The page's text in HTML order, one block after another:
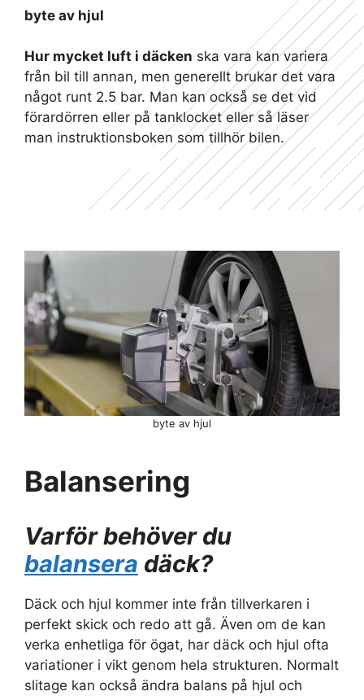
byte av hjul
Hur mycket luft i däcken ska vara kan variera
från bil till annan, men generellt brukar det vara
något runt 2.5 bar. Man kan också se det vid
förardörren eller på tanklocket eller så läser
man instruktionsboken som tillhör bilen.
Balansering
Varför behöver du
balansera däck?
Däck och hjul kommer inte från tillverkaren i
perfekt skick och redo att gå. Även om de kan
verka enhetliga för ögat, har däck och hjul ofta
variationer i vikt genom hela strukturen. Normalt
slitage kan också ändra balans på hjul och
byte av hjul